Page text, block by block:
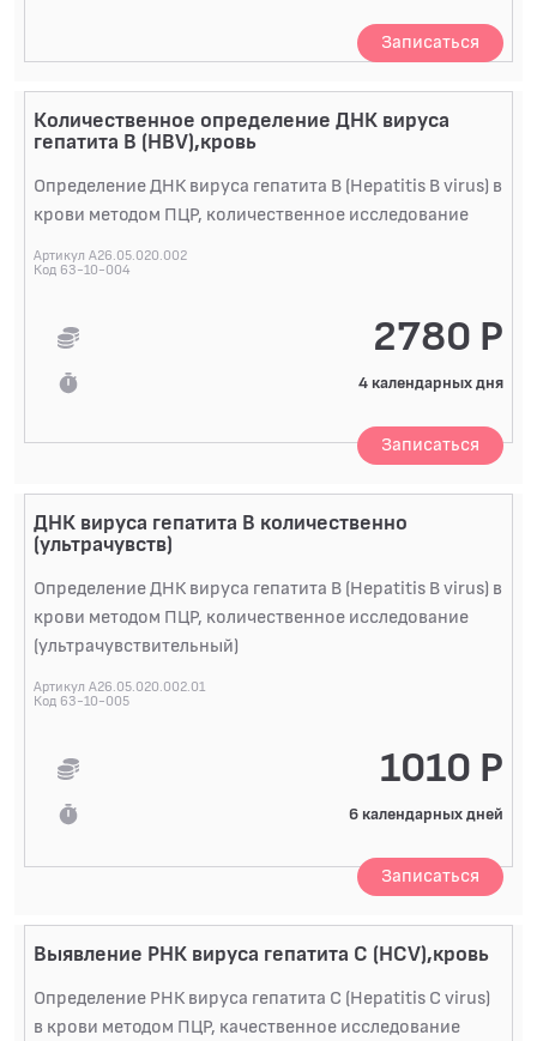
Записаться
Количественное определение ДНК вируса
гепатита B (HBV),кровь
Определение ДНК вируса гепатита B (Hepatitis B virus) в
крови методом ПЦР, количественное исследование
Артикул A26.05.020.002
Код 63-10-004
2780 Р
4 календарных дня
Записаться
ДНК вируса гепатита B количественно
(ультрачувств)
Определение ДНК вируса гепатита B (Hepatitis B virus) в
крови методом ПЦР, количественное исследование
(ультрачувствительный)
Артикул A26.05.020.002.01
Код 63-10-005
1010 Р
6 календарных дней
Записаться
Выявление РНК вируса гепатита С (HСV),кровь
Определение РНК вируса гепатита C (Hepatitis C virus)
в крови методом ПЦР, качественное исследование